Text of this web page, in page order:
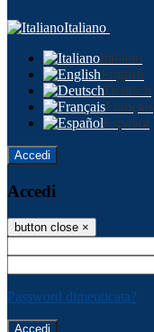
Italiano
Italiano
English
Deutsch
Français
Español
Accedi
Accedi
button close ×
Password dimenticata?